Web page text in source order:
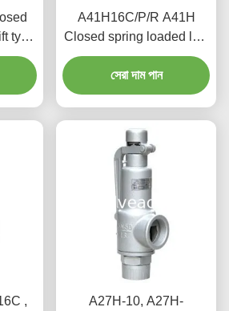
type
）
A41H16C/P/R A41H
Closed spring loaded low
lift type safety valve,
suitable for equipment
and pipeline
সেরা দাম পান
,
A27H-10, A27H-